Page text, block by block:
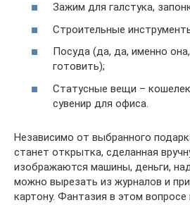
Зажим для галстука,
Строительные
Посуда (да, да, именно
готовить);
Статусные вещи –
сувенир для офиса.
Независимо от выбранного
станет открытка, сделанная
изображаются машины, деньги,
можно вырезать из журналов и
картону. Фантазия в этом вопросе